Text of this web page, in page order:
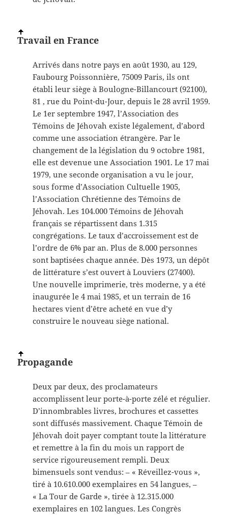
Travail en France
Arrivés dans notre pays en août 1930, au 129,
Faubourg Poissonnière, 75009 Paris, ils ont
établi leur siège à Boulogne-Billancourt (92100),
81 , rue du Point-du-Jour, depuis le 28 avril 1959.
Le 1er septembre 1947, l’Association des
Témoins de Jéhovah existe légalement, d’abord
comme une association étrangère. Par le
changement de la législation du 9 octobre 1981,
elle est devenue une Association 1901. Le 17 mai
1979, une seconde organisation a vu le jour,
sous forme d’Association Cultuelle 1905,
l’Association Chrétienne des Témoins de
Jéhovah. Les 104.000 Témoins de Jéhovah
français se répartissent dans 1.315
congrégations. Le taux d’accroissement est de
l’ordre de 6% par an. Plus de 8.000 personnes
sont baptisées chaque année. Dès 1973, un dépôt
de littérature s’est ouvert à Louviers (27400).
Une nouvelle imprimerie, très moderne, y a été
inaugurée le 4 mai 1985, et un terrain de 16
hectares vient d’être acheté en vue d’y
construire le nouveau siège national.
Propagande
Deux par deux, des proclamateurs
accomplissent leur porte-à-porte zélé et régulier.
D’innombrables livres, brochures et cassettes
sont diffusés massivement. Chaque Témoin de
Jéhovah doit payer comptant toute la littérature
et remettre à la fin du mois un rapport de
service rigoureusement rempli. Deux
bimensuels sont vendus: – « Réveillez-vous »,
tiré à 10.610.000 exemplaires en 54 langues, –
« La Tour de Garde », tirée à 12.315.000
exemplaires en 102 langues. Les Congrès